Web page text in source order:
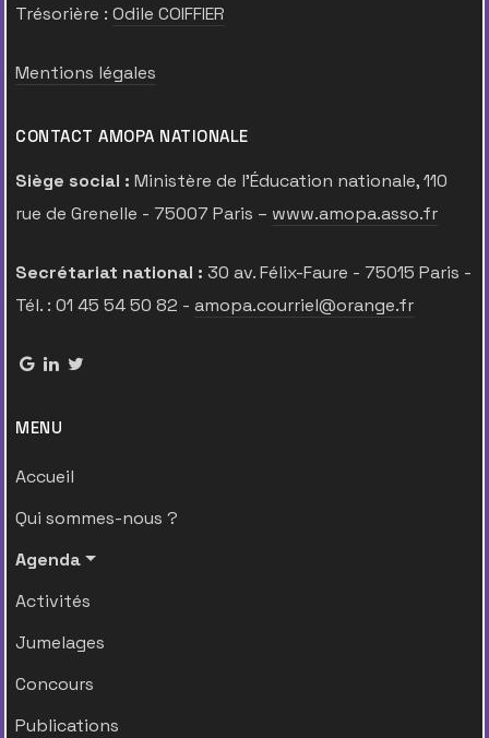
Trésorière : Odile COIFFIER
Mentions légales
CONTACT AMOPA NATIONALE
Siège social : Ministère de l’Éducation nationale, 110
rue de Grenelle - 75007 Paris – www.amopa.asso.fr
Secrétariat national : 30 av. Félix-Faure - 75015 Paris -
Tél. : 01 45 54 50 82 - amopa.courriel@orange.fr
MENU
Accueil
Qui sommes-nous ?
Agenda
Activités
Jumelages
Concours
Publications